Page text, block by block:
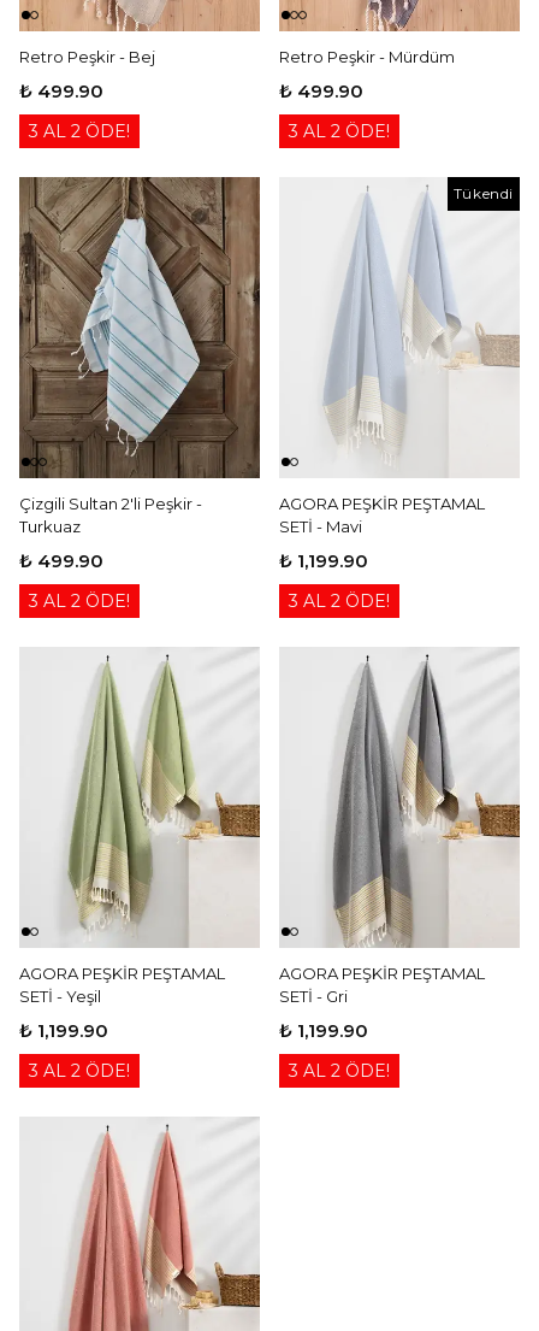
Retro Peşkir - Bej
₺ 499.90
3 AL 2 ÖDE!
Retro Peşkir - Mürdüm
₺ 499.90
3 AL 2 ÖDE!
Çizgili Sultan 2'li Peşkir -
Turkuaz
₺ 499.90
3 AL 2 ÖDE!
Tükendi
AGORA PEŞKİR PEŞTAMAL
SETİ - Mavi
₺ 1,199.90
3 AL 2 ÖDE!
AGORA PEŞKİR PEŞTAMAL
SETİ - Yeşil
₺ 1,199.90
3 AL 2 ÖDE!
AGORA PEŞKİR PEŞTAMAL
SETİ - Gri
₺ 1,199.90
3 AL 2 ÖDE!